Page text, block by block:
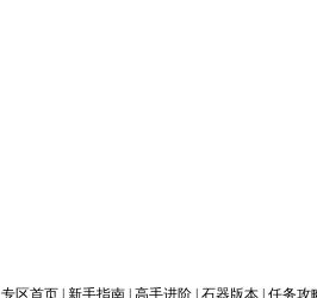
专区首页 新手指南 高手进阶 石器版本 任务攻